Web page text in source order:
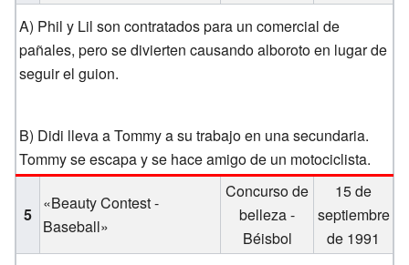
A) Phil y Lil son contratados para un comercial de
pañales, pero se divierten causando alboroto en lugar de
seguir el guion.
B) Didi lleva a Tommy a su trabajo en una secundaria.
Tommy se escapa y se hace amigo de un motociclista.
5
«Beauty Contest -
Baseball»
Concurso de
belleza -
Béisbol
15 de
septiembre
de 1991